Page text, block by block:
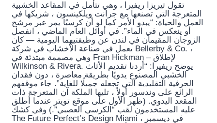
تقول تيريزا ريفيرا ، وهي تتأمل في المقاعد الخشبية
المتعرجة التي تصنعها مع جرانت ويلكينسون ، شريكها في
العمل والحياة: “يبدو الأمر كما لو أن كرسيًا يمر عبر مرشح
أو ينعكس في الماء”. في أوائل العام الماضي ، انفصل
الزوجان المقيمان في لندن عن وظيفتيهما اليومية — كان
يعمل في صناعة الأخشاب في شركة Bellerby & Co. ،
وهي مصممة مبتدئة في Fran Hickman – لإطلاق
Wilkinson & Rivera. يوضح ريفيرا: “أردنا تقديم الأثاث
الخشبي المصنوع يدويًا بطريقة معاصرة ، دون فقدان
الحرفية التقليدية التي تجعله جميلًا للغاية”. جاء موقفهم
الرائع على وندسور أولاً ، تليها الملكة آن المتعرجة ذات
المقعد اليدوي. (ظهر الأول على موقع تويتر عندما أطلق
عليه المستخدمون لقب “الكرسي العصبي”.) وفي كشك
The Future Perfect’s Design Miami ، في ديسمبر